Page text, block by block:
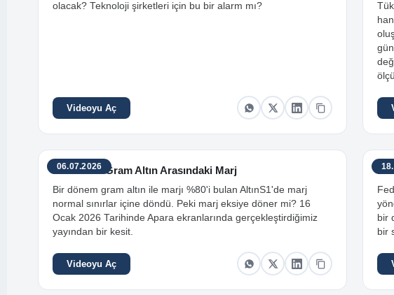
olacak? Teknoloji şirketleri için bu bir alarm mı?
Videoyu Aç
06.07.2026
AltınS1 ile Gram Altın Arasındaki Marj
Bir dönem gram altın ile marjı %80'i bulan AltınS1'de marj
normal sınırlar içine döndü. Peki marj eksiye döner mi? 16
Ocak 2026 Tarihinde Apara ekranlarında gerçekleştirdiğimiz
yayından bir kesit.
Videoyu Aç
bir
bir